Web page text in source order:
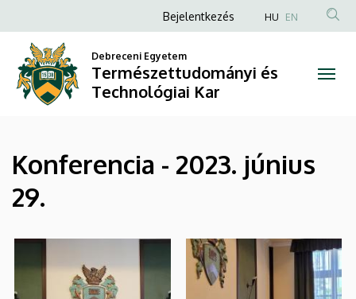
Természettudományi
és
Technológiai
a
tartalomra
Anonim
fiók
menüje
Bejelentkezés HU EN
Debreceni Egyetem
Természettudományi és
Technológiai Kar
Konferencia - 2023. június
29.